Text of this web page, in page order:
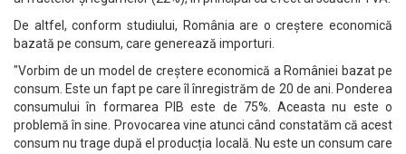
De altfel, conform studiului, România are o creștere economică
bazată pe consum, care generează importuri.
"Vorbim de un model de creștere economică a României bazat pe
consum. Este un fapt pe care îl înregistrăm de 20 de ani. Ponderea
consumului în formarea PIB este de 75%. Aceasta nu este o
problemă în sine. Provocarea vine atunci când constatăm că acest
consum nu trage după el producția locală. Nu este un consum care